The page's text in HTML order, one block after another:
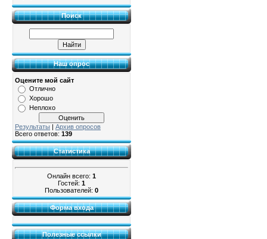
Поиск
Наш опрос
Оцените мой сайт
Отлично
Хорошо
Неплохо
Результаты | Архив опросов
Всего ответов: 139
Статистика
Онлайн всего: 1
Гостей: 1
Пользователей: 0
Форма входа
Полезные ссылки